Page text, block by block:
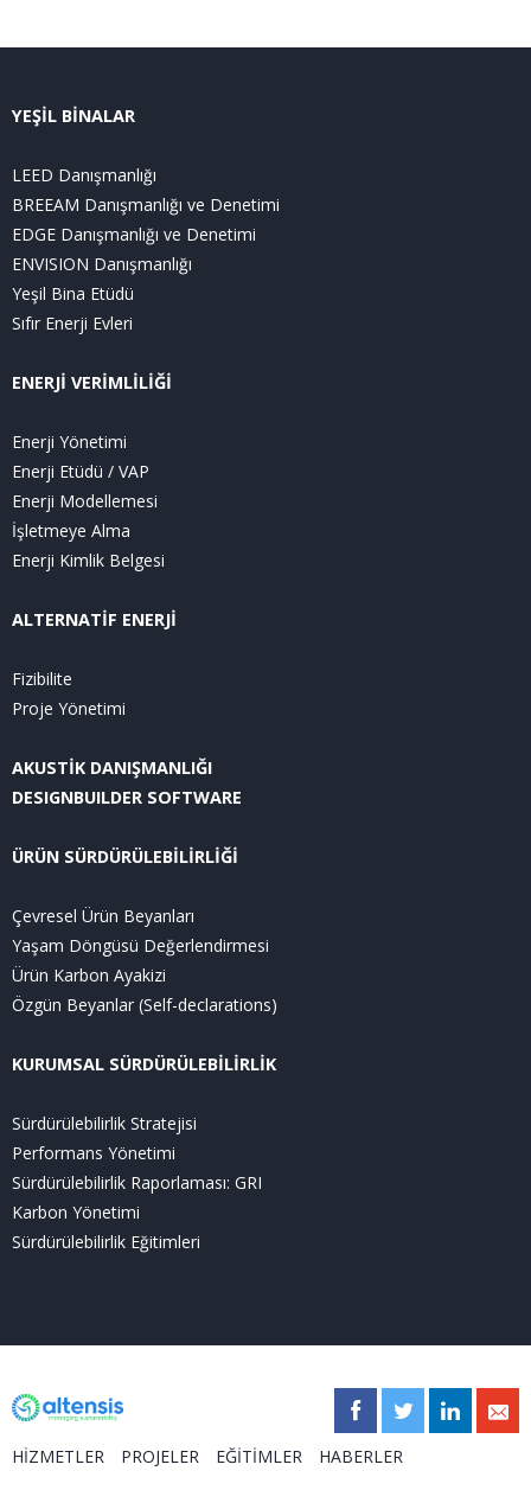
YEŞİL BİNALAR
LEED Danışmanlığı
BREEAM Danışmanlığı ve Denetimi
EDGE Danışmanlığı ve Denetimi
ENVISION Danışmanlığı
Yeşil Bina Etüdü
Sıfır Enerji Evleri
ENERJİ VERİMLİLİĞİ
Enerji Yönetimi
Enerji Etüdü / VAP
Enerji Modellemesi
İşletmeye Alma
Enerji Kimlik Belgesi
ALTERNATİF ENERJİ
Fizibilite
Proje Yönetimi
AKUSTİK DANIŞMANLIĞI
DESIGNBUILDER SOFTWARE
ÜRÜN SÜRDÜRÜLEBİLİRLİĞİ
Çevresel Ürün Beyanları
Yaşam Döngüsü Değerlendirmesi
Ürün Karbon Ayakizi
Özgün Beyanlar (Self-declarations)
KURUMSAL SÜRDÜRÜLEBİLİRLİK
Sürdürülebilirlik Stratejisi
Performans Yönetimi
Sürdürülebilirlik Raporlaması: GRI
Karbon Yönetimi
Sürdürülebilirlik Eğitimleri
HİZMETLER PROJELER EĞİTİMLER
HABERLER